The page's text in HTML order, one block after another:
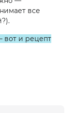
все
вот и рецепт